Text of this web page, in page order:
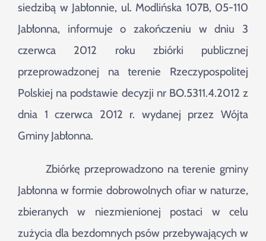
siedzibą w Jabłonnie, ul. Modlińska 107B, 05-110
Jabłonna, informuje o zakończeniu w dniu 3
czerwca 2012 roku zbiórki publicznej
przeprowadzonej na terenie Rzeczypospolitej
Polskiej na podstawie decyzji nr BO.5311.4.2012 z
dnia 1 czerwca 2012 r. wydanej przez Wójta
Gminy Jabłonna.
Zbiórkę przeprowadzono na terenie gminy
Jabłonna w formie dobrowolnych ofiar w naturze,
zbieranych w niezmienionej postaci w celu
zużycia dla bezdomnych psów przebywających w